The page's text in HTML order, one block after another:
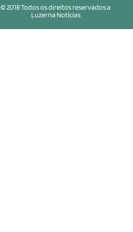
© 2018 Todos os direitos reservados a
Luzerna Notícias